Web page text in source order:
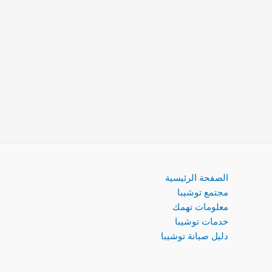
الصفحة الرئيسية
مجتمع توشيبا
معلومات تهمك
خدمات توشيبا
دليل صيانة توشيبا